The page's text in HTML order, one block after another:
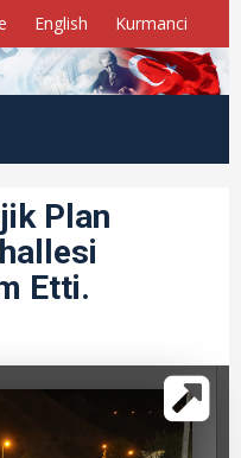
English Kurmanci
Plan
Etti.